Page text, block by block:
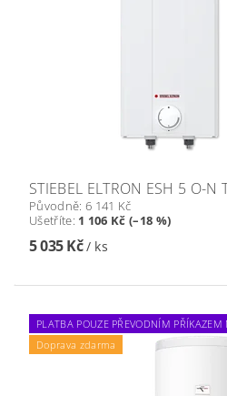
STIEBEL ELTRON ESH 5 O-N
Původně: 6 141 Kč
Ušetříte: 1 106 Kč (–18 %)
5 035 Kč/ ks
PLATBA POUZE PŘEVODNÍM
Doprava zdarma